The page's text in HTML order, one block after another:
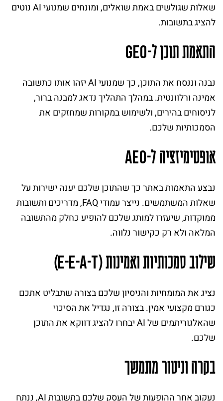
שאלות שגולשים באמת שואלים, ומונחים שמנועי AI נוטים
להציג בתשובות.
התאמת תוכן ל- GEO
נבנה וננסח את התוכן, כך שמנועי AI יזהו אותו כתשובה
אמינה ורלוונטית. במהלך התהליך נדאג למבנה ברור,
לניסוחים בהירים, ולשימוש במקורות שמחזקים את
הסמכותיות שלכם.
אופטימיזציה ל- AEO
נבצע התאמות באתר כך שהתוכן שלכם יענה ישירות על
שאלות המשתמשים. נייצר עמודי FAQ, מדריכים ותשובות
ממוקדות, שיעזרו למותג שלכם להופיע כחלק מהתשובה
המלאה ולא רק כקישור נלווה.
שילוב סמכותיות ואמינות ( E-E-A-T
)
נציג את המומחיות והניסיון שלכם בצורה שתבליט אתכם
כגורם מקצועי אמין. בצורה זו, נגדיל את הסיכוי
שהאלגוריתמים של AI יבחרו להציג דווקא את התוכן
שלכם.
בקרה וניטור מתמשך
נעקוב אחר ההופעות של העסק שלכם בתשובות AI, ננתח